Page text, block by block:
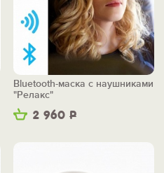
2 960 Р
Bluetooth-маска с наушниками
"Релакс"